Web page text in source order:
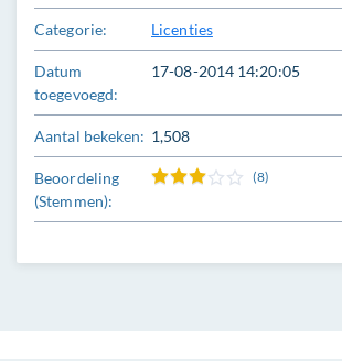
Categorie: Licenties
Datum
toegevoegd:
17-08-2014 14:20:05
Aantal bekeken: 1,508
Beoordeling
(Stemmen):
(8)